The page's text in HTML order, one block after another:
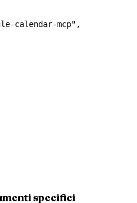
calendar-mcp" ,
specifici